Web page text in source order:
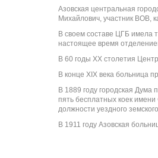
Азовская центральная
Михай­лович, участник ВОВ,
В своем составе ЦГБ имела
настоя­щее время
В 60 годы XX столетия
В конце XIX века больница
В 1889 году городская
пять бесплатных коек
должности уездного
В 1911 году Азовская